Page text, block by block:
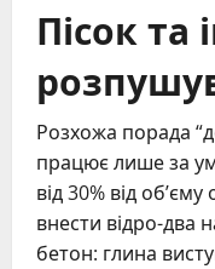
Пісок та
Розхожа порада
працює лише за
від 30% від
внести відро-два
бетон: глина